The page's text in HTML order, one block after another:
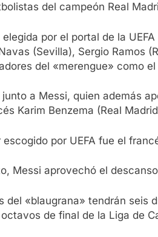
del campeón Real
por el portal de la
(Sevilla), Sergio Ramos
del «merengue» como
junto a Messi, quien además
Karim Benzema (Real
escogido por UEFA fue el
Messi aprovechó el
del «blaugrana» tendrán seis
de final de la Liga de